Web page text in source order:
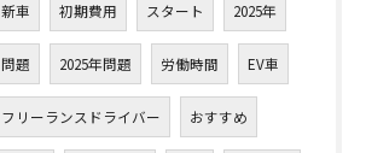
新車 初期費用 スタート 2025年
問題 2025年問題 労働時間 EV車
フリーランスドライバー おすすめ